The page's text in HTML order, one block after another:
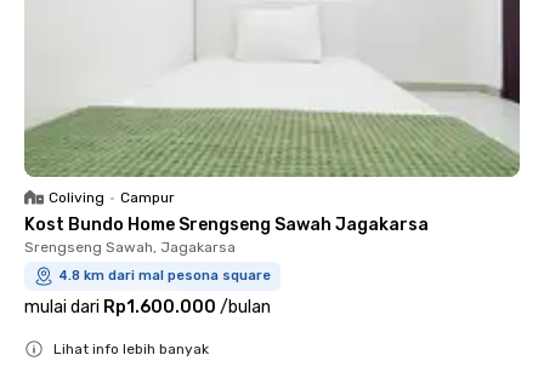
Coliving • Campur
Kost Bundo Home Srengseng Sawah Jagakarsa
Srengseng Sawah, Jagakarsa
4.8 km dari mal pesona square
mulai dari Rp1.600.000 /bulan
Lihat info lebih banyak